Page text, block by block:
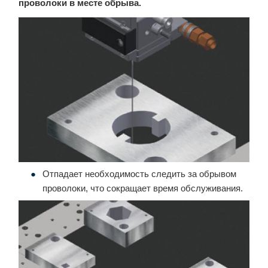
проволоки в месте обрыва.
Отпадает необходимость следить за обрывом
проволоки, что сокращает время обслуживания.